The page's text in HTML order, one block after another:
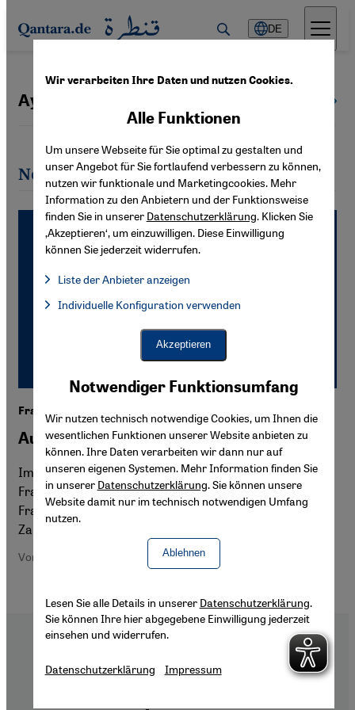
Direkt zum Inhalt springen
DE
Ayse Tekin
Neueste Artikel von Ayse Tekin
Frauen in der Türkei
Auf dem Vormarsch?
Im neuen türkischen Parlament werden doppelt so viele
Frauen vertreten sein wie bisher. Türkische
Frauenrechtlerinnen betonen aber, dass nicht allein die
Zahl der Frauen im Parlament entscheidend ist.
Von Ayse Tekin
Wir verarbeiten Ihre Daten und nutzen Cookies.
Notwendiger Funktionsumfang
Wir nutzen technisch notwendige Cookies, um Ihnen die
wesentlichen Funktionen unserer Website anbieten zu
können. Ihre Daten verarbeiten wir dann nur auf
unseren eigenen Systemen. Mehr Information finden Sie
in unserer Datenschutzerklärung. Sie können unsere
Website damit nur im technisch notwendigen Umfang
nutzen.
Ablehnen
Alle Funktionen
Um unsere Webseite für Sie optimal zu gestalten und
unser Angebot für Sie fortlaufend verbessern zu können,
nutzen wir funktionale und Marketingcookies. Mehr
Information zu den Anbietern und der Funktionsweise
finden Sie in unserer Datenschutzerklärung. Klicken Sie
‚Akzeptieren‘, um einzuwilligen. Diese Einwilligung
können Sie jederzeit widerrufen.
Liste der Anbieter anzeigen
Facebook Embed / Facebook Connect, Google Maps Embed,
Facebook Embed / Facebook Connect
Google Maps Embed
Individuelle Konfiguration verwenden
Akzeptieren
Lesen Sie alle Details in unserer Datenschutzerklärung.
Sie können Ihre hier abgegebene Einwilligung jederzeit
einsehen und widerrufen.
Datenschutzerklärung Impressum